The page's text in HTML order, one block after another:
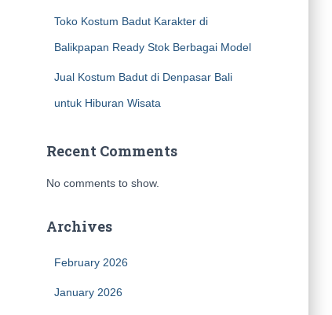
Toko Kostum Badut Karakter di
Balikpapan Ready Stok Berbagai Model
Jual Kostum Badut di Denpasar Bali
untuk Hiburan Wisata
Recent Comments
No comments to show.
Archives
February 2026
January 2026